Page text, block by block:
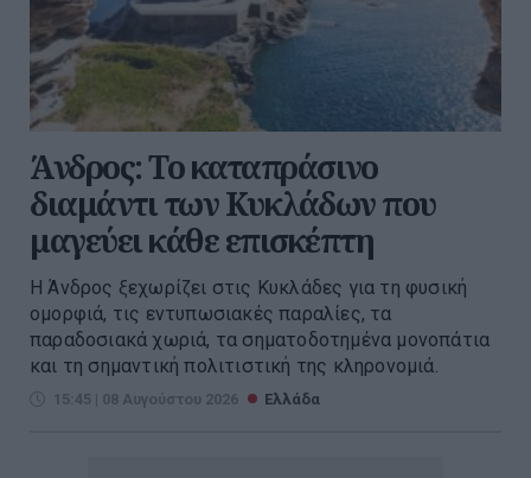
Άνδρος: Το καταπράσινο
διαμάντι των Κυκλάδων που
μαγεύει κάθε επισκέπτη
Η Άνδρος ξεχωρίζει στις Κυκλάδες για τη φυσική
ομορφιά, τις εντυπωσιακές παραλίες, τα
παραδοσιακά χωριά, τα σηματοδοτημένα μονοπάτια
και τη σημαντική πολιτιστική της κληρονομιά.
15:45 | 08 Αυγούστου 2026 Ελλάδα